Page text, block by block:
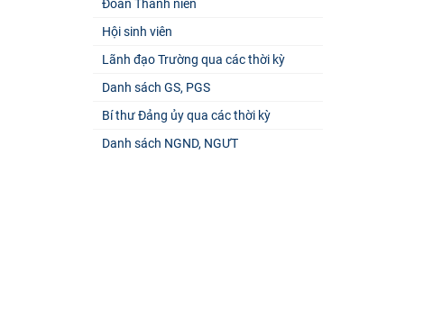
Đoàn Thanh niên
Hội sinh viên
Lãnh đạo Trường qua các thời kỳ
Danh sách GS, PGS
Bí thư Đảng ủy qua các thời kỳ
Danh sách NGND, NGƯT